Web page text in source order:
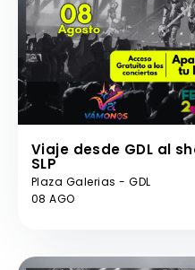
Viaje desde GDL al
SLP
Plaza Galerias - GDL
08 AGO